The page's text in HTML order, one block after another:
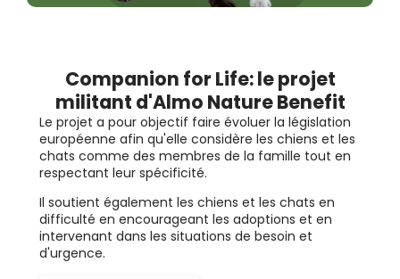
Companion for Life: le projet
militant d'Almo Nature Benefit
Le projet a pour objectif faire évoluer la législation
européenne afin qu'elle considère les chiens et les
chats comme des membres de la famille tout en
respectant leur spécificité.
Il soutient également les chiens et les chats en
difficulté en encourageant les adoptions et en
intervenant dans les situations de besoin et
d'urgence.